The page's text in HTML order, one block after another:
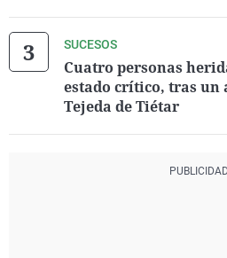
SUCESOS
Cuatro personas
estado crítico, tras un
Tejeda de Tiétar